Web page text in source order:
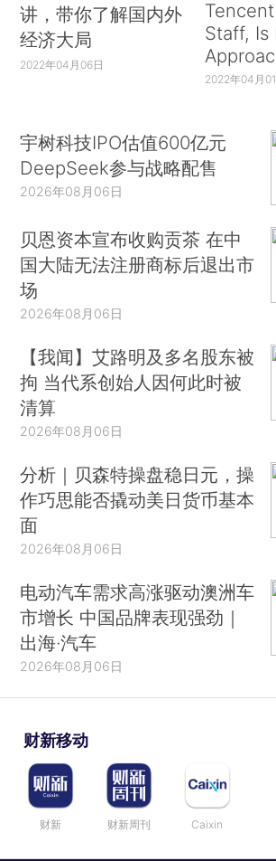
讲，带你了解国内外
经济大局
2022年04月06日
Staff, Is
2022年04月
宇树科技IPO估值600亿元
DeepSeek参与战略配售
2026年08月06日
贝恩资本宣布收购贡茶 在中
国大陆无法注册商标后退出市
场
2026年08月06日
【我闻】艾路明及多名股东被
拘 当代系创始人因何此时被
清算
2026年08月06日
分析｜贝森特操盘稳日元，操
作巧思能否撬动美日货币基本
面
2026年08月06日
电动汽车需求高涨驱动澳洲车
市增长 中国品牌表现强劲｜
出海·汽车
2026年08月06日
财新移动
财新 财新周刊 Caixin